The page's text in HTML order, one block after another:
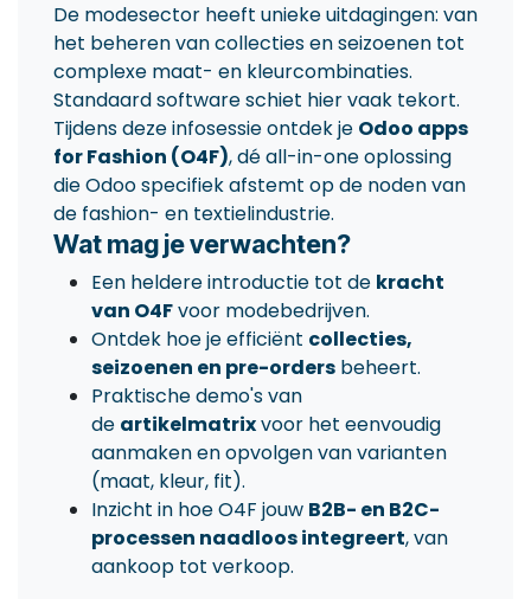
De modesector heeft unieke uitdagingen: van
het beheren van collecties en seizoenen tot
complexe maat- en kleurcombinaties.
Standaard software schiet hier vaak tekort.
Tijdens deze infosessie ontdek je Odoo apps
for Fashion (O4F), dé all-in-one oplossing
die Odoo specifiek afstemt op de noden van
de fashion- en textielindustrie.
Wat mag je verwachten?
Een heldere introductie tot de kracht
van O4Fvoor modebedrijven.
Ontdek hoe je efficiënt collecties,
seizoenen en pre-orders beheert.
Praktische demo's van
de artikelmatrixvoor het eenvoudig
aanmaken en opvolgen van varianten
(maat, kleur, fit).
Inzicht in hoe O4F jouw B2B- en B2C-
processen naadloos integreert, van
aankoop tot verkoop.